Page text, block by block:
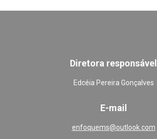
Diretora responsável
Edcéia Pereira Gonçalves
E-mail
enfoquems@outlook.com